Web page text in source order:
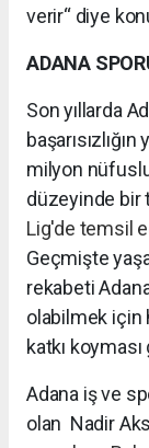
verir“ diye
ADANA
Son yıllarda
milyon
düzeyinde bir
Lig'de temsil
Geçmişte
rekabeti
olabilmek için
katkı
Adana iş ve
olan Nadir